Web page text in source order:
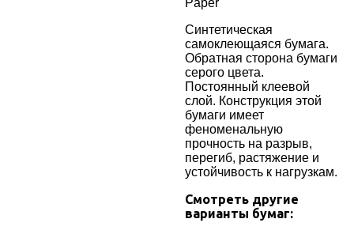
Синтетическая
самоклеющаяся бумага.
Обратная сторона бумаги
серого цвета.
Постоянный клеевой
слой. Конструкция этой
бумаги имеет
феноменальную
прочность на разрыв,
перегиб, растяжение и
устойчивость к нагрузкам.
Смотреть другие
варианты бумаг: